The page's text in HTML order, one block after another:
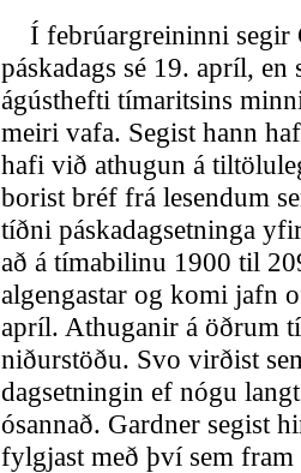
Í febrúargreininni segir
páskadags sé 19. apríl,
ágústhefti tímaritsins
meiri vafa. Segist hann
hafi við athugun á
borist bréf frá lesendum
tíðni páskadagsetninga
að á tímabilinu 1900 til
algengastar og komi jafn
apríl. Athuganir á öðrum
niðurstöðu. Svo virðist
dagsetningin ef nógu
ósannað. Gardner segist
fylgjast með því sem